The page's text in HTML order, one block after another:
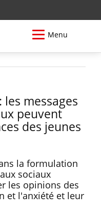
Menu
messages
peuvent
des jeunes
la formulation
sociaux
les opinions des
et l'anxiété et leur